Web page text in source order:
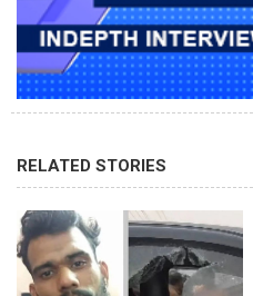
RELATED STORIES